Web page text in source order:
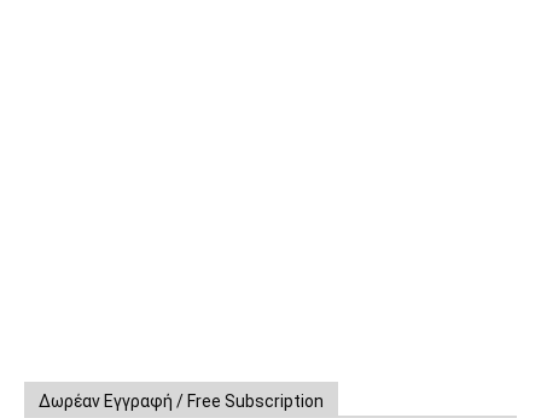
Δωρέαν Εγγραφή / Free Subscription